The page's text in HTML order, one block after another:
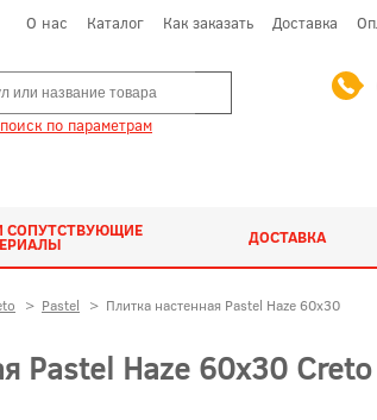
О нас Каталог Как заказать Доставка
по параметрам
СОПУТСТВУЮЩИЕ ДОСТАВКА
> Pastel > Плитка настенная Pastel Haze 60x30
Pastel Haze 60x30 Creto